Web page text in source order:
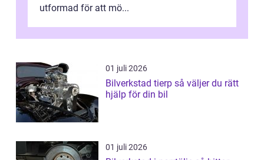
utformad för att mö...
01 juli 2026
Bilverkstad tierp så väljer du rätt
hjälp för din bil
01 juli 2026